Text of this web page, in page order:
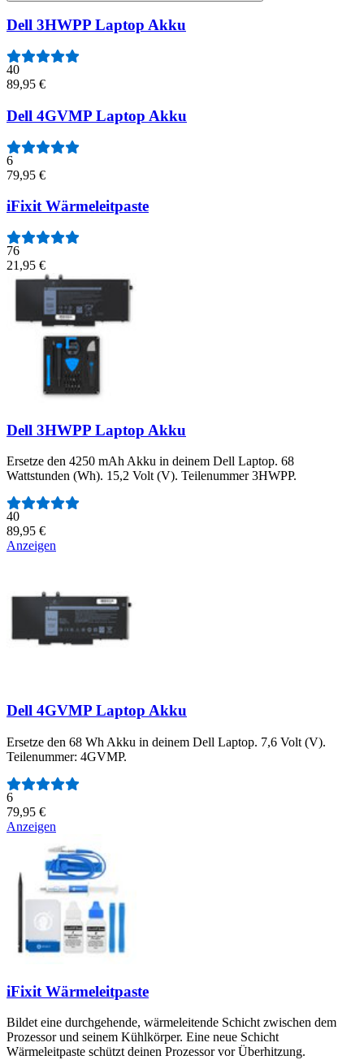
Dell 3HWPP Laptop Akku
40
89,95 €
Dell 4GVMP Laptop Akku
6
79,95 €
iFixit Wärmeleitpaste
76
21,95 €
Dell 3HWPP Laptop Akku
Ersetze den 4250 mAh Akku in deinem Dell Laptop. 68
Wattstunden (Wh). 15,2 Volt (V). Teilenummer 3HWPP.
Anzahl der Bewertungen:
40
89,95 €
Anzeigen
Dell 4GVMP Laptop Akku
Ersetze den 68 Wh Akku in deinem Dell Laptop. 7,6 Volt (V).
Teilenummer: 4GVMP.
Anzahl der Bewertungen:
6
79,95 €
Anzeigen
iFixit Wärmeleitpaste
Bildet eine durchgehende, wärmeleitende Schicht zwischen dem
Prozessor und seinem Kühlkörper. Eine neue Schicht
Wärmeleitpaste schützt deinen Prozessor vor Überhitzung.